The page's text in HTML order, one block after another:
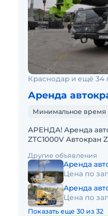
Краснодар и ещё 34
Аренда
Минимальное время
АРЕНДА! Аренда
ZTC1000V Автокран
м и удлин
Другие объявления
Аренда
Цена по
Аренда
Цена по
Показать еще 30 из 32